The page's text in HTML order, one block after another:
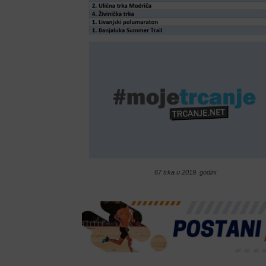
67 trka u 2019. godini